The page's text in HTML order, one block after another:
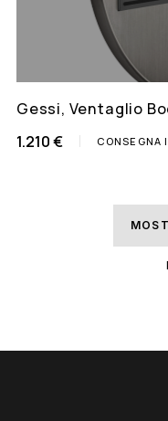
Gessi, Ventaglio
1.210 €
CONSEGNA